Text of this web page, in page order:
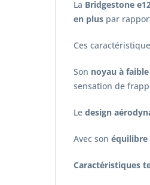
La Bridgestone
en plus par
Ces
Son noyau à
sensation de
Le design
Avec son équilibre
Caractéristiques